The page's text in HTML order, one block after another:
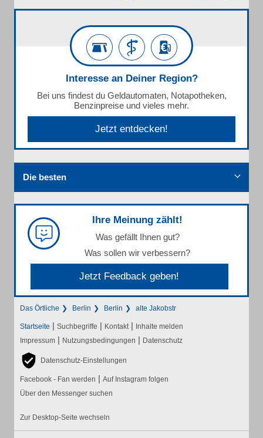
Interesse an Deiner Region?
Bei uns findest du Geldautomaten, Notapotheken,
Benzinpreise und vieles mehr.
Jetzt entdecken!
Die besten
Ihre Meinung zählt!
Was gefällt Ihnen gut?
Was sollen wir verbessern?
Jetzt Feedback geben!
Das Örtliche Berlin Berlin alte Jakobstr
Startseite | Suchbegriffe | Kontakt | Inhalte melden
Impressum | Nutzungsbedingungen | Datenschutz
Datenschutz-Einstellungen
Facebook - Fan werden | Auf Instagram folgen
Über den Messenger suchen
Zur Desktop-Seite wechseln